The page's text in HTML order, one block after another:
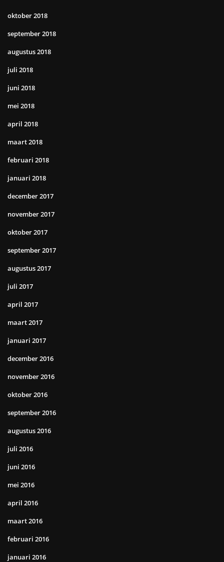
oktober 2018
september 2018
augustus 2018
juli 2018
juni 2018
mei 2018
april 2018
maart 2018
februari 2018
januari 2018
december 2017
november 2017
oktober 2017
september 2017
augustus 2017
juli 2017
april 2017
maart 2017
januari 2017
december 2016
november 2016
oktober 2016
september 2016
augustus 2016
juli 2016
juni 2016
mei 2016
april 2016
maart 2016
februari 2016
januari 2016